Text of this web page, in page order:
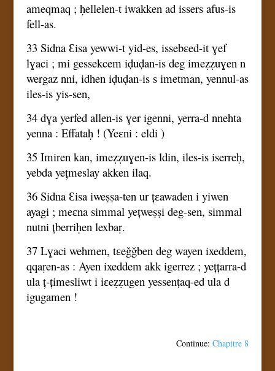
ameqmaq ; ḥellelen-t iwakken ad issers afus-is
fell-as.
33 Sidna Ɛisa yewwi-t yid-es, issebɛed-it ɣef
lɣaci ; mi gessekcem iḍuḍan-is deg imeẓẓuɣen n
wergaz nni, idhen iḍuḍan-is s imetman, yennul-as
iles-is yis-sen,
34 dɣa yerfed allen-is ɣer igenni, yerra-d nnehta
yenna : Effataḥ ! (Yeɛni : eldi )
35 Imiren kan, imeẓẓuɣen-is ldin, iles-is iserreḥ,
yebda yețmeslay akken ilaq.
36 Sidna Ɛisa iweṣṣa-ten ur țɛawaden i yiwen
ayagi ; meɛna simmal yețweṣṣi deg-sen, simmal
nutni țberriḥen lexbaṛ.
37 Lɣaci wehmen, tɛeǧǧben deg wayen ixeddem,
qqaṛen-as : Ayen ixeddem akk igerrez ; yețțarra-d
ula ț-țimesliwt i iɛeẓẓugen yessenṭaq-ed ula d
igugamen !
Continue:Chapitre 8